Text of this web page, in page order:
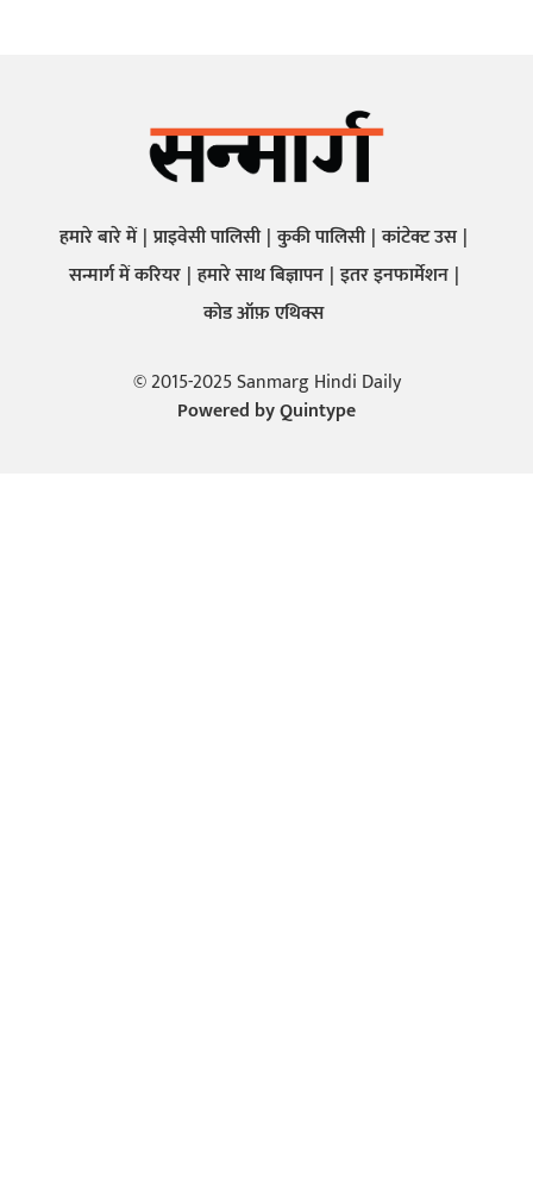
हमारे बारे में प्राइवेसी पालिसी कुकी पालिसी कांटेक्ट उस
सन्मार्ग में करियर हमारे साथ बिज्ञापन इतर इनफार्मेशन
कोड ऑफ़ एथिक्स
© 2015-2025 Sanmarg Hindi Daily
Powered byQuintype